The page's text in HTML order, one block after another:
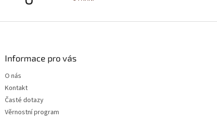
Informace pro vás
O nás
Kontakt
Časté dotazy
Věrnostní program